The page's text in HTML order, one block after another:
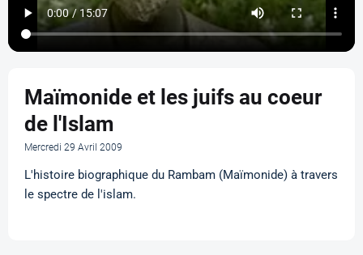
Maïmonide et les juifs au coeur
de l'Islam
Mercredi 29 Avril 2009
L'histoire biographique du Rambam (Maïmonide) à travers
le spectre de l'islam.